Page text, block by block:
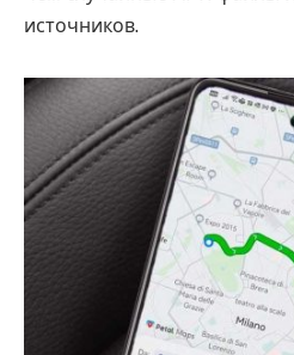
источников.